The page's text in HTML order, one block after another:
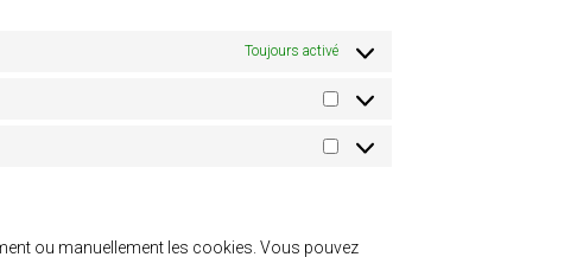
Toujours activé
Statistiques
Marketing
ou manuellement les cookies. Vous pouvez